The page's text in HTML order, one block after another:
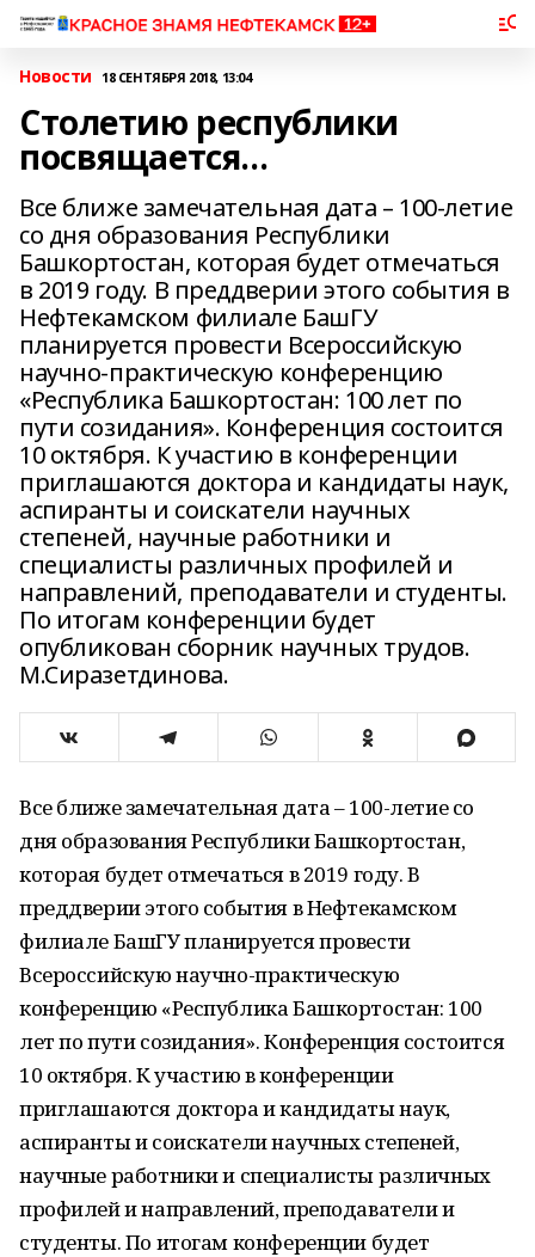
Новости 18 СЕНТЯБРЯ 2018, 13:04
Столетию республики
посвящается…
Все ближе замечательная дата – 100-летие
со дня образования Республики
Башкортостан, которая будет отмечаться
в 2019 году. В преддверии этого события в
Нефтекамском филиале БашГУ
планируется провести Всероссийскую
научно-практическую конференцию
«Республика Башкортостан: 100 лет по
пути созидания». Конференция состоится
10 октября. К участию в конференции
приглашаются доктора и кандидаты наук,
аспиранты и соискатели научных
степеней, научные работники и
специалисты различных профилей и
направлений, преподаватели и студенты.
По итогам конференции будет
опубликован сборник научных трудов.
М.Сиразетдинова.
Все ближе замечательная дата – 100-летие со
дня образования Республики Башкортостан,
которая будет отмечаться в 2019 году. В
преддверии этого события в Нефтекамском
филиале БашГУ планируется провести
Всероссийскую научно-практическую
конференцию «Республика Башкортостан: 100
лет по пути созидания». Конференция состоится
10 октября. К участию в конференции
приглашаются доктора и кандидаты наук,
аспиранты и соискатели научных степеней,
научные работники и специалисты различных
профилей и направлений, преподаватели и
студенты. По итогам конференции будет